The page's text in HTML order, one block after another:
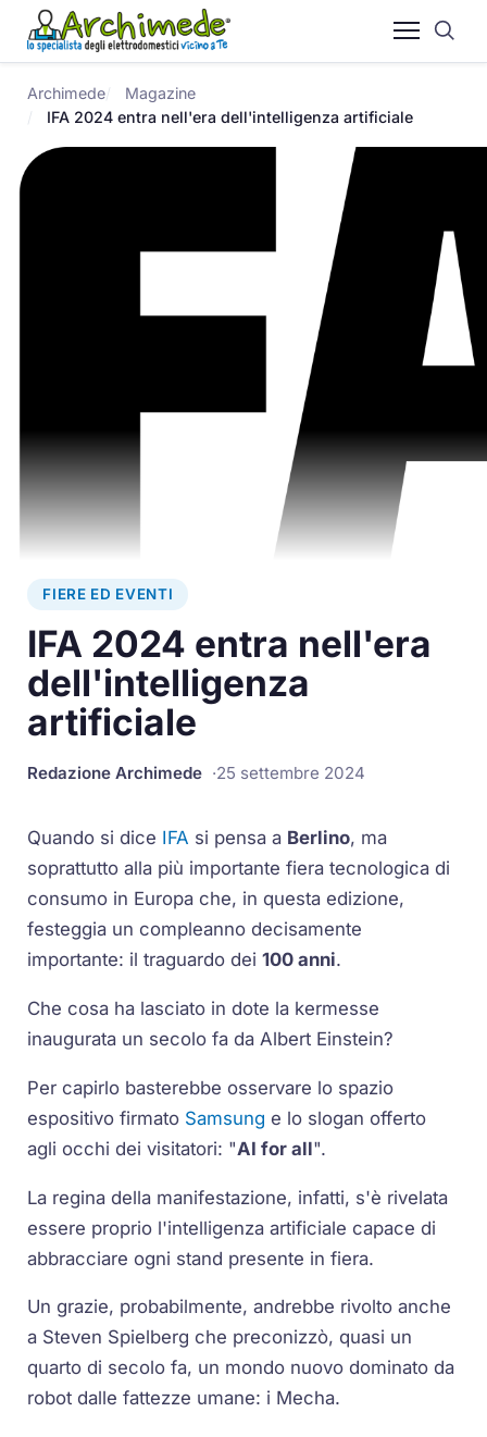
Archimede
Magazine
IFA 2024 entra nell'era dell'intelligenza artificiale
FIERE ED EVENTI
IFA 2024 entra nell'era
dell'intelligenza
artificiale
Redazione Archimede 25 settembre 2024
Quando si dice IFA si pensa a Berlino, ma
soprattutto alla più importante fiera tecnologica di
consumo in Europa che, in questa edizione,
festeggia un compleanno decisamente
importante: il traguardo dei100 anni.
Che cosa ha lasciato in dote la kermesse
inaugurata un secolo fa da Albert Einstein?
Per capirlo basterebbe osservare lo spazio
espositivo firmato Samsung e lo slogan offerto
agli occhi dei visitatori: "AI for all".
La regina della manifestazione, infatti, s'è rivelata
essere proprio l'intelligenza artificiale capace di
abbracciare ogni stand presente in fiera.
Un grazie, probabilmente, andrebbe rivolto anche
a Steven Spielberg che preconizzò, quasi un
quarto di secolo fa, un mondo nuovo dominato da
robot dalle fattezze umane: i Mecha.